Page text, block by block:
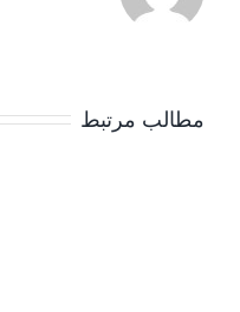
مطالب مرتبط